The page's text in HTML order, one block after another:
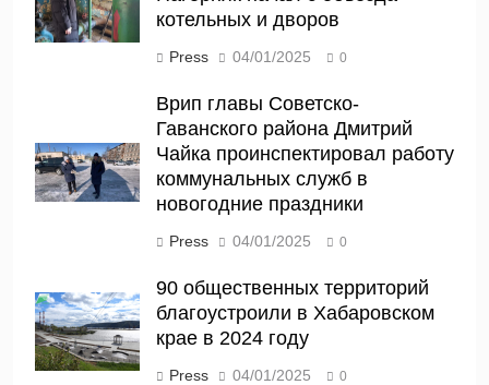
котельных и дворов
Press 04/01/2025 0
Врип главы Советско-
Гаванского района Дмитрий
Чайка проинспектировал работу
коммунальных служб в
новогодние праздники
Press 04/01/2025 0
90 общественных территорий
благоустроили в Хабаровском
крае в 2024 году
Press 04/01/2025 0